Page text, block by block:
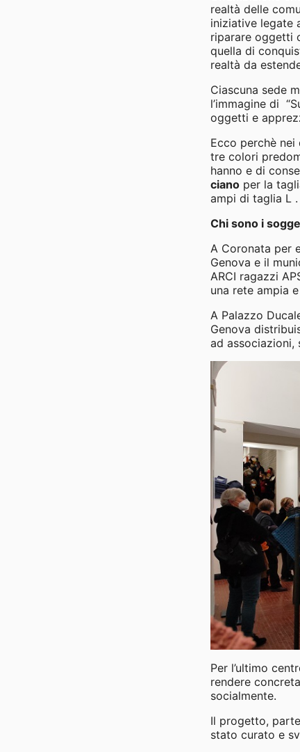
realtà delle
iniziative legate
riparare oggetti
quella di
realtà da
Ciascuna sede
l’immagine di
oggetti e
Ecco perchè
tre colori
hanno e di
ciano per la
ampi di taglia L .
Chi sono i
A Coronata per
Genova e il
ARCI ragazzi
una rete ampia
A Palazzo
Genova
ad associazioni,
Per l’ultimo
rendere
socialmente.
Il progetto,
stato curato e